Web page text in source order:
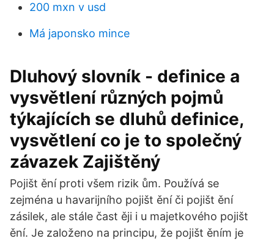
200 mxn v usd
Má japonsko mince
Dluhový slovník - definice a
vysvětlení různých pojmů
týkajících se dluhů definice,
vysvětlení co je to společný
závazek Zajištěný
Pojišt ění proti všem rizik ům. Používá se
zejména u havarijního pojišt ění či pojišt ění
zásilek, ale stále čast ěji i u majetkového pojišt
ění. Je založeno na principu, že pojišt ěním je